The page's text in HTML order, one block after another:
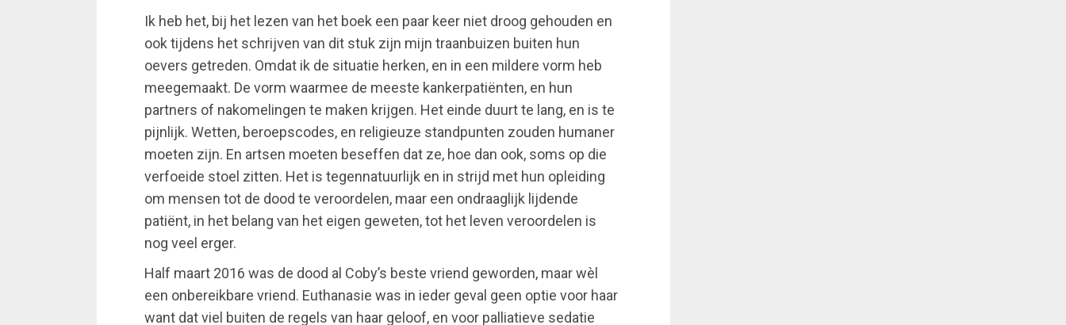
Ik heb het, bij het lezen van het boek een paar keer niet droog gehouden en
ook tijdens het schrijven van dit stuk zijn mijn traanbuizen buiten hun
oevers getreden. Omdat ik de situatie herken, en in een mildere vorm heb
meegemaakt. De vorm waarmee de meeste kankerpatiënten, en hun
partners of nakomelingen te maken krijgen. Het einde duurt te lang, en is te
pijnlijk. Wetten, beroepscodes, en religieuze standpunten zouden humaner
moeten zijn. En artsen moeten beseffen dat ze, hoe dan ook, soms op die
verfoeide stoel zitten. Het is tegennatuurlijk en in strijd met hun opleiding
om mensen tot de dood te veroordelen, maar een ondraaglijk lijdende
patiënt, in het belang van het eigen geweten, tot het leven veroordelen is
nog veel erger.
Half maart 2016 was de dood al Coby’s beste vriend geworden, maar wèl
een onbereikbare vriend. Euthanasie was in ieder geval geen optie voor haar
want dat viel buiten de regels van haar geloof, en voor palliatieve sedatie